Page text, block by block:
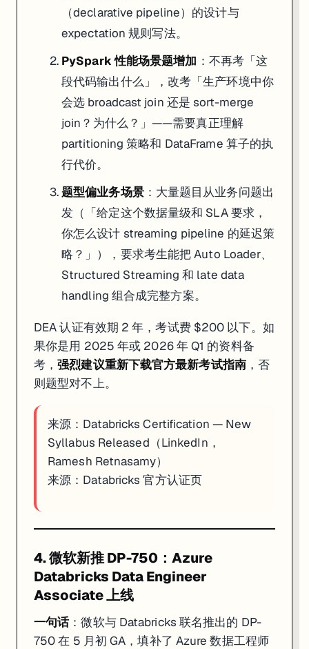
（declarative pipeline）的设计与
expectation 规则写法。
PySpark 性能场景题增加 ：不再考「这
段代码输出什么」，改考「生产环境中你
会选 broadcast join 还是 sort-merge
join？为什么？」——需要真正理解
partitioning 策略和 DataFrame 算子的执
行代价。
题型偏业务场景：大量题目从业务问题出
发（「给定这个数据量级和 SLA 要求，
你怎么设计 streaming pipeline 的延迟策
略？」），要求考生能把 Auto Loader、
Structured Streaming 和 late data
handling 组合成完整方案。
DEA 认证有效期 2 年，考试费 $200 以下。如
果你是用 2025 年或 2026 年 Q1 的资料备
考，强烈建议重新下载官方最新考试指南，否
则题型对不上。
来源： Databricks Certification — New
Syllabus Released（LinkedIn，
Ramesh Retnasamy）
来源： Databricks 官方认证页
4. 微软新推 DP-750：Azure
Databricks Data Engineer
Associate 上线
一句话：微软与 Databricks 联名推出的 DP-
750 在 5 月初 GA，填补了 Azure 数据工程师